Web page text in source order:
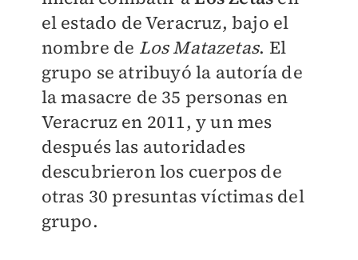
el estado de Veracruz, bajo el
nombre de Los Matazetas. El
grupo se atribuyó la autoría de
la masacre de 35 personas en
Veracruz en 2011, y un mes
después las autoridades
descubrieron los cuerpos de
otras 30 presuntas víctimas del
grupo.